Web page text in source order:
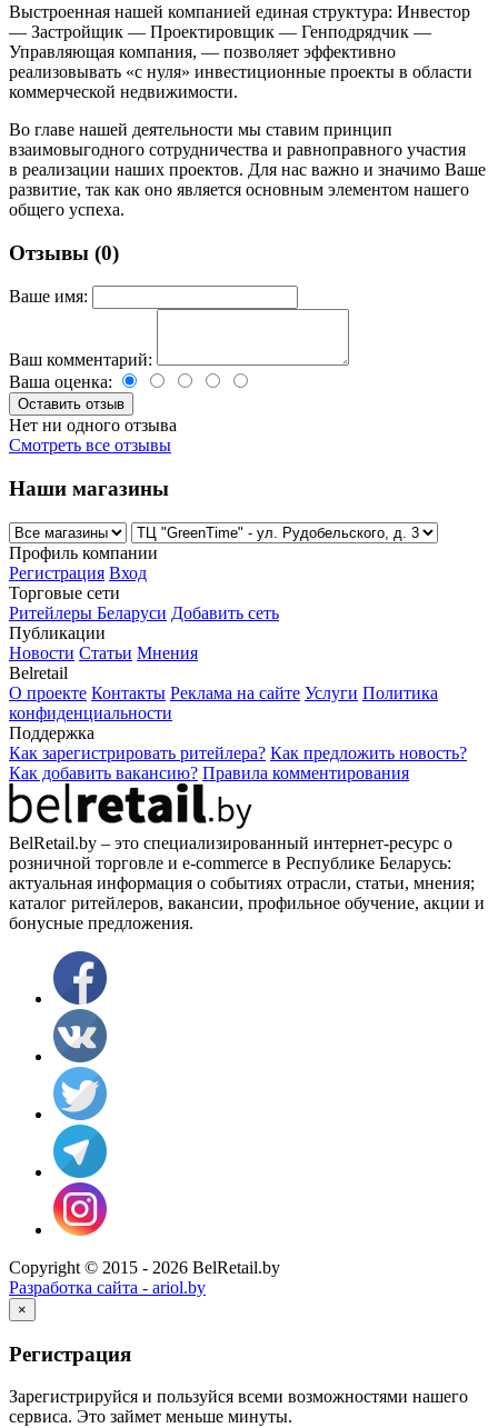
Выстроенная нашей компанией единая структура: Инвестор
— Застройщик — Проектировщик — Генподрядчик —
Управляющая компания, — позволяет эффективно
реализовывать «с нуля» инвестиционные проекты в области
коммерческой недвижимости.
Во главе нашей деятельности мы ставим принцип
взаимовыгодного сотрудничества и равноправного участия
в реализации наших проектов. Для нас важно и значимо Ваше
развитие, так как оно является основным элементом нашего
общего успеха.
Отзывы (0)
Ваше имя:
Ваш комментарий:
Ваша оценка:
Нет ни одного отзыва
Смотреть все отзывы
Наши магазины
Профиль компании
Регистрация Вход
Торговые сети
Ритейлеры Беларуси Добавить сеть
Публикации
Новости Статьи Мнения
Belretail
О проекте Контакты Реклама на сайте Услуги Политика
конфиденциальности
Поддержка
Как зарегистрировать ритейлера? Как предложить новость?
Как добавить вакансию? Правила комментирования
BelRetail.by – это специализированный интернет-ресурс о
розничной торговле и e-commerce в Республике Беларусь:
актуальная информация о событиях отрасли, статьи, мнения;
каталог ритейлеров, вакансии, профильное обучение, акции и
бонусные предложения.
Copyright © 2015 - 2026 BelRetail.by
Разработка сайта - ariol.by
×
Регистрация
Зарегистрируйся и пользуйся всеми возможностями нашего
сервиса. Это займет меньше минуты.